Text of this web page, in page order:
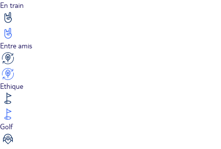
En train
Entre amis
Ethique
Golf